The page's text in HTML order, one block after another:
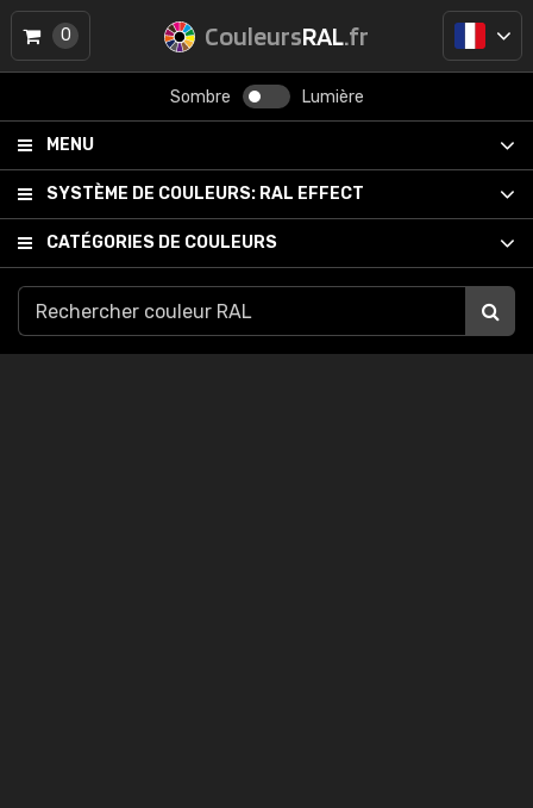
CouleursRAL.fr
Sombre Lumière
MENU
SYSTÈME DE COULEURS: RAL EFFECT
CATÉGORIES DE COULEURS
0